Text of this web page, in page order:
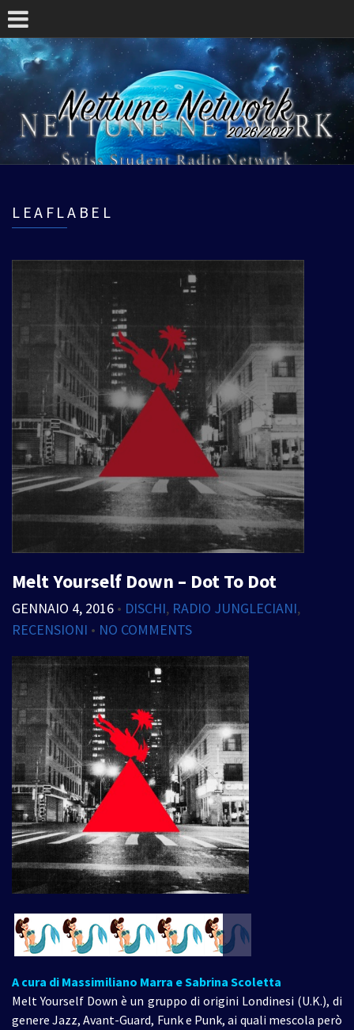
LEAFLABEL
Melt Yourself Down – Dot To Dot
GENNAIO 4, 2016 • DISCHI, RADIO JUNGLECIANI,
RECENSIONI • NO COMMENTS
A cura di Massimiliano Marra e Sabrina Scoletta
Melt Yourself Down è un gruppo di origini Londinesi (U.K.), di
genere Jazz, Avant-Guard, Funk e Punk, ai quali mescola però